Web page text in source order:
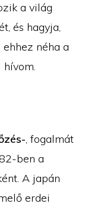
a világ
és hagyja,
néha a
, fogalmát
ben a
A japán
erdei